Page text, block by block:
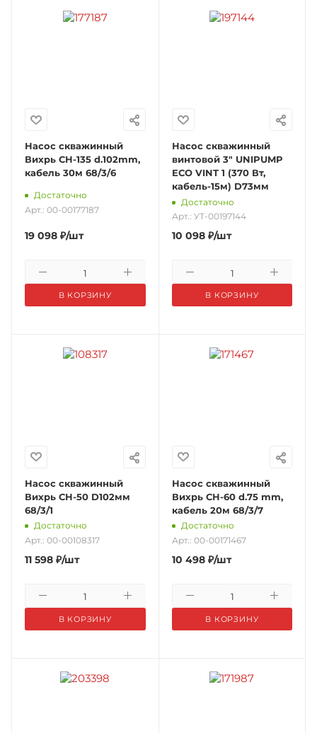
Насос скважинный
Вихрь СН-135 d.102mm,
кабель 30м 68/3/6
Достаточно
Арт.: 00-00177187
19 098 ₽/шт
В КОРЗИНУ
Насос скважинный
винтовой 3" UNIPUMP
ECO VINT 1 (370 Вт,
кабель-15м) D73мм
Достаточно
Арт.: УТ-00197144
10 098₽/шт
В КОРЗИНУ
Насос скважинный
Вихрь СН-50 D102мм
68/3/1
Достаточно
Арт.: 00-00108317
11 598 ₽/шт
В КОРЗИНУ
Насос скважинный
Вихрь СН-60 d.75 mm,
кабель 20м 68/3/7
Достаточно
Арт.: 00-00171467
10 498₽/шт
В КОРЗИНУ